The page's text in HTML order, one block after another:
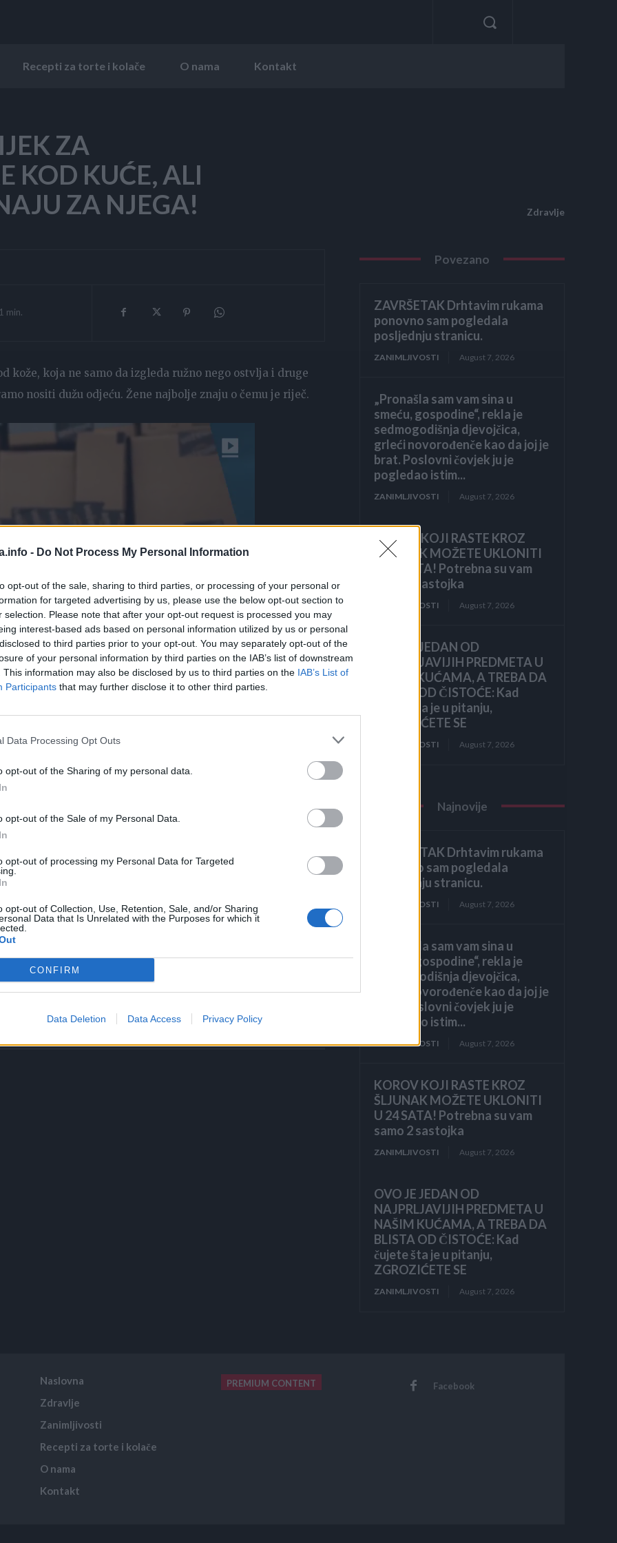
- Do Not Process My Personal Information
opt-out of the sale, sharing to third parties, or processing of your personal or
for targeted advertising by us, please use the below opt-out section to
selection. Please note that after your opt-out request is processed you may
interest-based ads based on personal information utilized by us or personal
to third parties prior to your opt-out. You may separately opt-out of the
of your personal information by third parties on the IAB’s list of downstream
This information may also be disclosed by us to third parties on the IAB’s List of
Participants that may further disclose it to other third parties.
Data Processing Opt Outs
opt-out of the Sharing of my personal data.
opt-out of the Sale of my Personal Data.
opt-out of processing my Personal Data for Targeted
opt-out of Collection, Use, Retention, Sale, and/or Sharing
Data that Is Unrelated with the Purposes for which it
CONFIRM
Data Deletion Data Access Privacy Policy
Recepti za torte i kolače O nama Kontakt
ZA
KOD KUĆE, ALI
ZA NJEGA!
Zdravlje
1 min.
kože, koja ne samo da izgleda ružno nego ostvlja i druge
nositi dužu odjeću. Žene najbolje znaju o čemu je riječ.
uz pomoć sastojaka iz kuće, a mi vam ovaj put
isjeći na sitne komadiće, te poredati te komadiće na
pažnju da koristite mladi a ne zreli paradajz.
minute, te nakon toga kožu premazati nekom hidratantnom
10 dana te bi nakon toga ispucali kapilari trebali nestati.
nanositi na mjesta sa ispucalim kapilarima. Potrebno je 3
3-4 sedmice. Budite oprezni sa jabukovim sirćetom da ga
kožu.
budu djelovali podijelite ove recepte i sa drugima
Povezano
ZAVRŠETAK Drhtavim rukama
ponovno sam pogledala
posljednju stranicu.
ZANIMLJIVOSTI August 7, 2026
„Pronašla sam vam sina u
smeću, gospodine“, rekla je
sedmogodišnja djevojčica,
grleći novorođenče kao da joj je
brat. Poslovni čovjek ju je
pogledao istim...
ZANIMLJIVOSTI August 7, 2026
KOROV KOJI RASTE KROZ
ŠLJUNAK MOŽETE UKLONITI
U 24 SATA! Potrebna su vam
samo 2 sastojka
ZANIMLJIVOSTI August 7, 2026
OVO JE JEDAN OD
NAJPRLJAVIJIH PREDMETA U
NAŠIM KUĆAMA, A TREBA DA
BLISTA OD ČISTOĆE: Kad
čujete šta je u pitanju,
ZGROZIĆETE SE
ZANIMLJIVOSTI August 7, 2026
Najnovije
ZAVRŠETAK Drhtavim rukama
ponovno sam pogledala
posljednju stranicu.
ZANIMLJIVOSTI August 7, 2026
„Pronašla sam vam sina u
smeću, gospodine“, rekla je
sedmogodišnja djevojčica,
grleći novorođenče kao da joj je
brat. Poslovni čovjek ju je
pogledao istim...
ZANIMLJIVOSTI August 7, 2026
KOROV KOJI RASTE KROZ
ŠLJUNAK MOŽETE UKLONITI
U 24 SATA! Potrebna su vam
samo 2 sastojka
ZANIMLJIVOSTI August 7, 2026
OVO JE JEDAN OD
NAJPRLJAVIJIH PREDMETA U
NAŠIM KUĆAMA, A TREBA DA
BLISTA OD ČISTOĆE: Kad
čujete šta je u pitanju,
ZGROZIĆETE SE
ZANIMLJIVOSTI August 7, 2026
Naslovna
Zdravlje
Zanimljivosti
Recepti za torte i kolače
O nama
Kontakt
PREMIUM CONTENT Facebook